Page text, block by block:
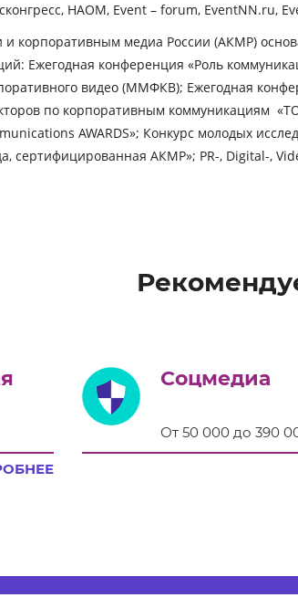
НАОМ, Event – forum, EventNN.ru,
и корпоративным медиа России (АКМР)
Ежегодная конференция «Роль
видео (ММФКВ); Ежегодная
по корпоративным коммуникациям
AWARDS»; Конкурс молодых
АКМР»; PR-, Digital-,
Соцмедиа
От 50 000 до 390